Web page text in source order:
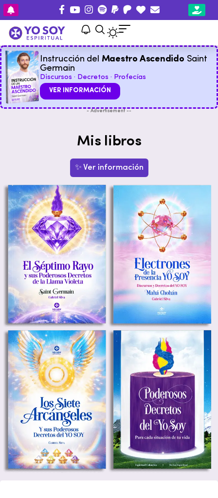
Instrucción del Maestro Ascendido Saint
Germain
Discursos · Decretos · Profecías
VER INFORMACIÓN
- Advertisement --
Mis libros
✨ Ver información